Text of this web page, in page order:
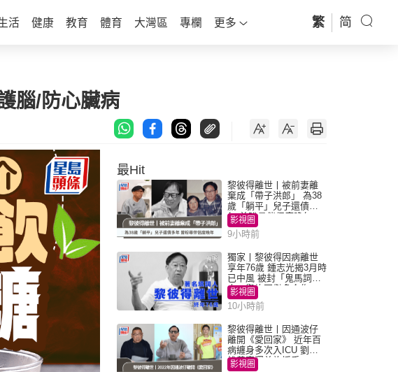
活 健康 教育 體育 大灣區 專欄 更多 繁 简
腦/防心臟病
最Hit
黎彼得離世丨被前妻離
棄成「帶子洪郎」 為38
歲「躺平」兒子還債多
年 曾盼尋伴侶度晚年
影視圈
9小時前
獨家丨黎彼得因病離世
享年76歲 鍾志光揭3月時
已中風 被封「鬼馬詞
人」與許冠傑多合作
影視圈
10小時前
黎彼得離世丨因通波仔
離開《愛回家》 近年百
病纏身多次入ICU 劉鑾
雄黃宗澤曾施援手
影視圈